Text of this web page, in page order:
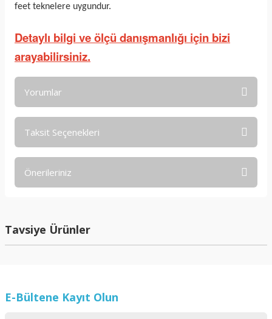
feet teknelere uygundur.
Detaylı bilgi ve ölçü danışmanlığı için bizi
arayabilirsiniz.
Yorumlar
Taksit Seçenekleri
Önerileriniz
kullanarak tarafımıza iletebilirsiniz.
Görüş ve önerileriniz için teşekkür ederiz.
Ürün bilgilerinde hatalar bulunuyor.
Tavsiye Ürünler
E-Bültene Kayıt Olun